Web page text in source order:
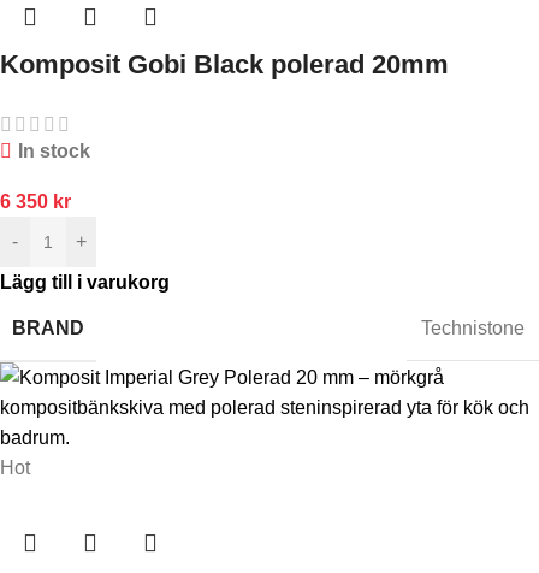
Komposit Gobi Black polerad 20mm
In stock
6 350 kr
-
+
Lägg till i varukorg
BRAND Technistone
Hot